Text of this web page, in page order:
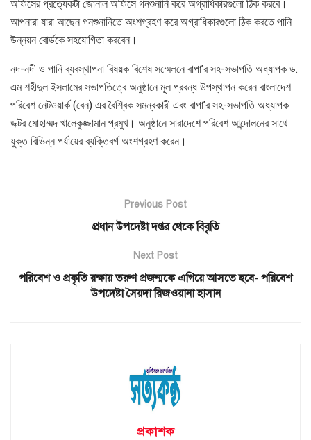
অফিসের প্রত্যেকটা জোনাল অফিসে গনশুনানি করে অগ্রাধিকারগুলো ঠিক করবে।
আপনারা যারা আছেন গনশুনানিতে অংশগ্রহণ করে অগ্রাধিকারগুলো ঠিক করতে পানি
উন্নয়ন বোর্ডকে সহযোগিতা করবেন।
নদ-নদী ও পানি ব্যবস্থাপনা বিষয়ক বিশেষ সম্মেলনে বাপা’র সহ-সভাপতি অধ্যাপক ড.
এম শহীদুল ইসলামের সভাপতিত্বে অনুষ্ঠানে মূল প্রবন্ধ উপস্থাপন করেন বাংলাদেশ
পরিবেশ নেটওয়ার্ক (বেন) এর বৈশ্বিক সমন্বকারী এবং বাপা’র সহ-সভাপতি অধ্যাপক
ডক্টর মোহাম্মদ খালেকুজ্জামান প্রমুখ। অনুষ্ঠানে সারাদেশে পরিবেশ আন্দোলনের সাথে
যুক্ত বিভিন্ন পর্যায়ের ব্যক্তিবর্গ অংশগ্রহণ করেন।
Previous Post
প্রধান উপদেষ্টা দপ্তর থেকে বিবৃতি
Next Post
পরিবেশ ও প্রকৃতি রক্ষায় তরুণ প্রজন্মকে এগিয়ে আসতে হবে- পরিবেশ
উপদেষ্টা সৈয়দা রিজওয়ানা হাসান
প্রকাশক